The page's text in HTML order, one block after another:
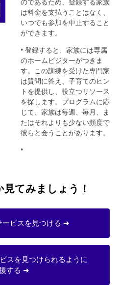
は料金を支払うことはなく、
いつでも参加を中止すること
ができます。
• 登録すると、家族には専属
のホームビジターがつきま
す。この訓練を受けた専門家
は質問に答え、子育てのヒン
トを提供し、役立つリソース
を探します。プログラムに応
じて、家族は毎週、毎月、ま
たはそれよりも少ない頻度で
彼らと会うことがあります。
•
てみましょう！
ービスを見つける ➜
スを見つけられるように
する ➜